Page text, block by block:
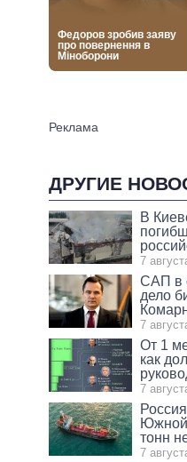
ДРУГИЕ
В
7
САП в
дело
7
От 1
как
7
Южной
тонн
7